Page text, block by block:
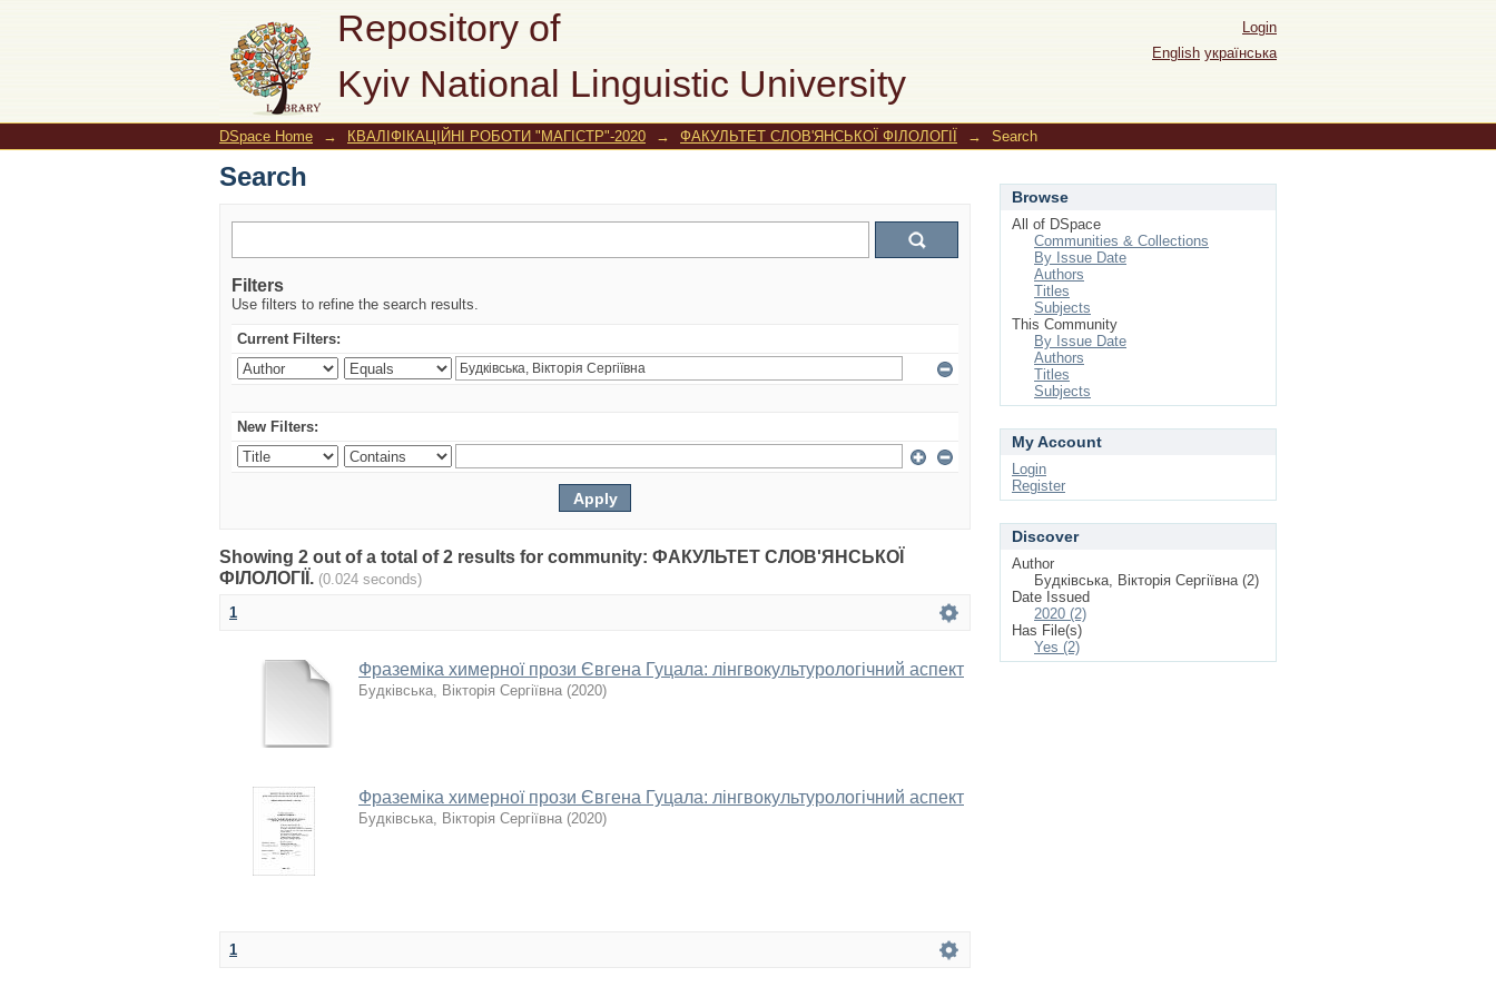
Repository of
Kyiv National Linguistic University
Search
Login
English українська
DSpace Home → КВАЛІФІКАЦІЙНІ РОБОТИ "МАГІСТР"-2020 → ФАКУЛЬТЕТ СЛОВ'ЯНСЬКОЇ ФІЛОЛОГІЇ → Search
Search
Filters
Use filters to refine the search results.
Current Filters:
New Filters:
Showing 2 out of a total of 2 results for community: ФАКУЛЬТЕТ СЛОВ'ЯНСЬКОЇ
ФІЛОЛОГІЇ. (0.024 seconds)
1
Фраземіка химерної прози Євгена Гуцала: лінгвокультурологічний аспект
Будківська, Вікторія Сергіївна (2020)
Фраземіка химерної прози Євгена Гуцала: лінгвокультурологічний аспект
Будківська, Вікторія Сергіївна (2020)
1
Browse
All of DSpace
Communities & Collections
By Issue Date
Authors
Titles
Subjects
This Community
By Issue Date
Authors
Titles
Subjects
My Account
Login
Register
Discover
Author
Будківська, Вікторія Сергіївна (2)
Date Issued
2020 (2)
Has File(s)
Yes (2)